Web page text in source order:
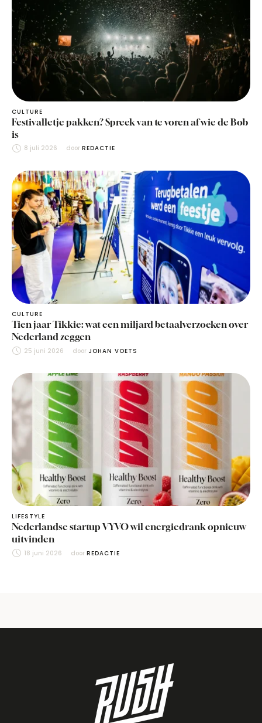
CULTURE
Festivalletje pakken? Spreek van te voren af wie de Bob
is
8 juli 2026 door REDACTIE
CULTURE
Tien jaar Tikkie: wat een miljard betaalverzoeken over
Nederland zeggen
25 juni 2026 door JOHAN VOETS
LIFESTYLE
Nederlandse startup VYVO wil energiedrank opnieuw
uitvinden
18 juni 2026 door REDACTIE